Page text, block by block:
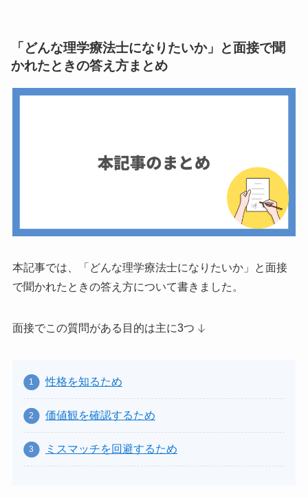
「どんな理学療法士になりたいか」と面接で聞
かれたときの答え方まとめ
本記事では、「どんな理学療法士になりたいか」と面接
で聞かれたときの答え方について書きました。
面接でこの質問がある目的は主に3つ
性格を知るため
価値観を確認するため
ミスマッチを回避するため